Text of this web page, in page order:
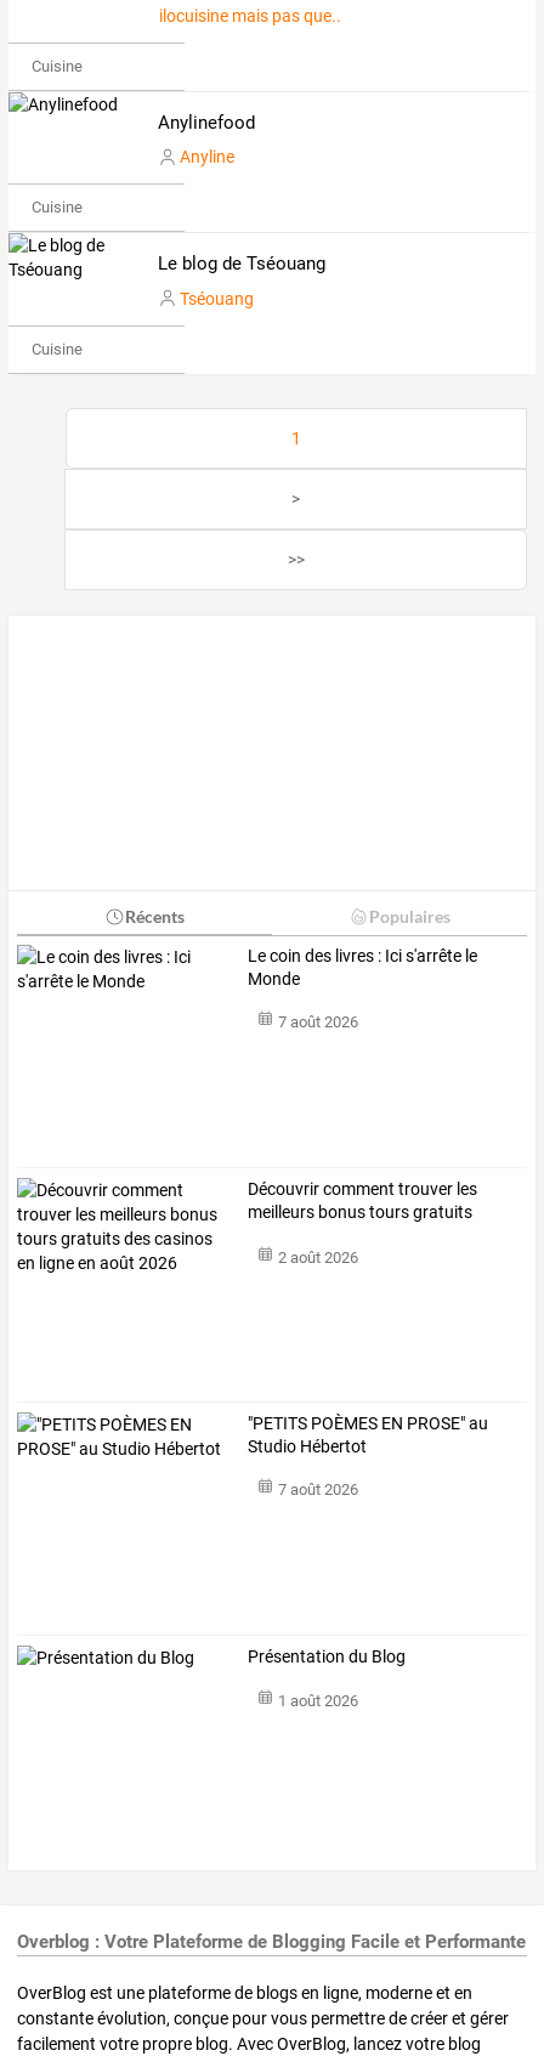
ilocuisine mais pas que...
Cuisine
Anylinefood
Anyline
Cuisine
Le blog de Tséouang
Tséouang
Cuisine
1
>
>>
Récents Populaires
Le coin des livres : Ici s'arrête le
Monde
7 août 2026
Découvrircomment trouver les
meilleurs bonustoursgratuits
2 août 2026
"PETITS POÈMES EN PROSE" au
Studio Hébertot
7 août 2026
Présentation du Blog
1 août 2026
Overblog : Votre Plateforme de Blogging Facile et Performante
OverBlog est une plateforme de blogs en ligne, moderne et en
constante évolution, conçue pour vous permettre de créer et gérer
facilement votre propre blog. Avec OverBlog, lancez votre blog